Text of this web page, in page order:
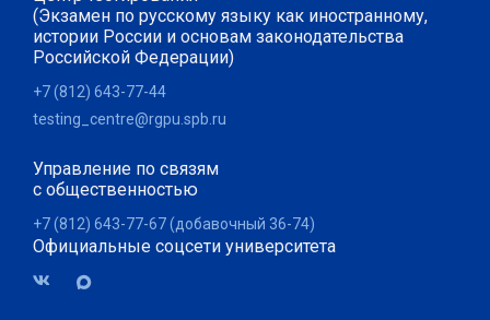
(Экзамен по русскому языку как иностранному,
истории России и основам законодательства
Российской Федерации)
+7 (812) 643-77-44
testing_centre@rgpu.spb.ru
Управление по связям
с общественностью
+7 (812) 643-77-67 (добавочный 36-74)
Официальные соцсети университета